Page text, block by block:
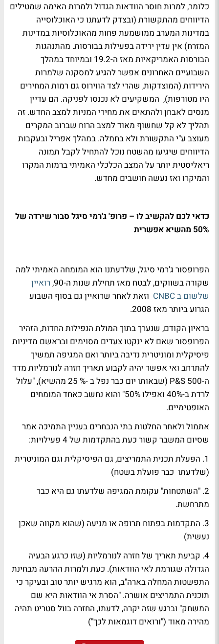
כלומר, למרות חוסר הוודאות הגדול ולמרות האימה שמטילים
הדיווחים מהתקשורת (ובצדק לדעתנו כי האוכלוסייה
במדינות המערב ממושמעת פחות מהאוכלוסיות במדינות
המזרח) אין עדין ירידה בפעילות בבורסות. מהתנהגות
הבורסות האמריקאיות מאז ה-19.2 ובמיוחד במהלך
השבועיים האחרונים אפשר להגיע למסקנה שלמרות
הירידות (המוצדקות, שהרי לצד הווירוס גם רמות המחירים
היו מטורפות), המשקיעים לא נכנסו לפניקה. הם עדיין
מנסים לאבחן ולהתאים את מחירי המניות למצב החדש. זה
תהליך לא קל שחשוף מאוד למצב הרוח שברוב המקרים
מעוצב ע"י התקשורת ולא בחמלה. במהלך אפריל ובעקבות
הדיווחים שיגיעו מהשטח נוכל להתחיל לקבל תמונה
ריאליסטית יותר על המצב הכלכלי האמיתי ברמות המקרו
והמיקרו ואז נעשה חושבים מחדש.
כדאי לכם להקשיב לו – פרופ' ג'רמי סיגל סבור שירדה של
50% מהשיא אפשרית
הפרופסור ג'רמי סיגל, שלדעתנו הוא המומחה האמיתי למה
שקורה בשווקים, לבטח מאז תחילת שנות ה-90,
רואיין
שלשום ב CNBC
וזאת לאחר שרואיין גם בסוף השבוע
הגרוע ביותר מאז 2008.
בראיון הקודם, שנערך בתוך המולת הנפילות החדות, הזהיר
הפרופסור שאם לא ינקטו צעדים מסוימים ובראשם מדיניות
פיסיקלית ומוניטרית נדיבה ביותר ואם המגיפה תמשיך
להתרחב ואי אפשר יהיה לקבוע תאריך חזרה לנורמליות מדד
ה-500 P&S (שבאותו יום כבר נפל ב -% 25 מהשיא), "עלול
לרדת ב-40% ואפילו 50%" והוא נחשב כאחד המומחים
האופטימיים.
אתמול ולאחר החלטות בתי הנבחרים בעניין התמיכה אמר
שסיום המשבר קשור כעת בהתקדמות של 4 פעילויות:
1. הפעלת תכנית התמריצים, גם הפיסיקלית וגם המוניטרית
(שלדעתו כבר פועלת בשטח)
2. "השתטחות" עקומת המגיפה שלדעתו גם היא כבר
מתרחשת.
3. התקדמות בפתוח תרופה או מניעה (שהוא מקווה שאכן
נעשית)
4. קביעת תאריך של חזרה לנורמליות (שזו כרגע הבעיה
הגדולה שגורמת לאי הוודאות). כעת ולמרות ההרעה מבחינת
התפשטות המחלה בארה"ב, הוא מרגיש יותר טוב ובעיקר כי
תוכנית התמריצים אושרה. "הסרת אי הוודאות היא שם
המשחק" וברגע שזה יקרה, לדעתו, החזרה בוול סטריט תהיה
מהירה מאוד ("ורואים דוגמאות לכך")